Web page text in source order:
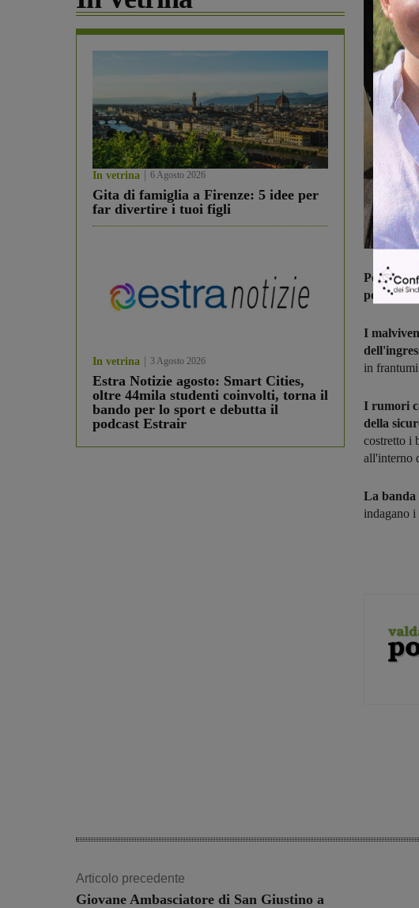
In vetrina 6 Agosto 2026
Gita di famiglia a Firenze: 5 idee per
far divertire i tuoi figli
In vetrina 3 Agosto 2026
Estra Notizie agosto: Smart Cities,
oltre 44mila studenti coinvolti, torna il
bando per lo sport e debutta il
podcast Estrair
Per
ponte di
I
in
I rumori
della
costretto i
all'interno
La banda
indagano
Articolo precedente
Giovane Ambasciatore di San Giustino a